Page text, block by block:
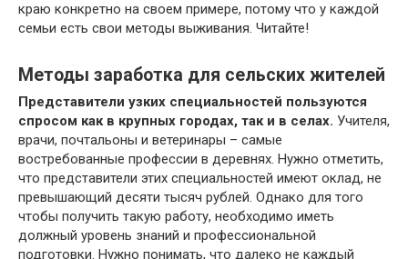
краю конкретно на своем примере, потому что у каждой
семьи есть свои методы выживания. Читайте!
Методы заработка для сельских жителей
Представители узких специальностей пользуются
спросом как в крупных городах, так и в селах. Учителя,
врачи, почтальоны и ветеринары – самые
востребованные профессии в деревнях. Нужно отметить,
что представители этих специальностей имеют оклад, не
превышающий десяти тысяч рублей. Однако для того
чтобы получить такую работу, необходимо иметь
должный уровень знаний и профессиональной
подготовки. Нужно понимать, что далеко не каждый